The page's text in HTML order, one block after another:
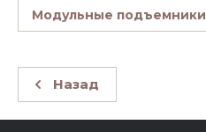
Модульные подъемники
Назад